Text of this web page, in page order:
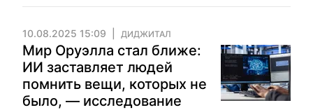
10.08.2025 15:09 ДИДЖИТАЛ
Мир Оруэлла стал ближе:
ИИ заставляет людей
помнить вещи, которых не
было, — исследование